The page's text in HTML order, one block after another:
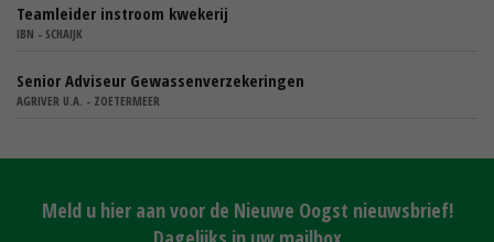
Teamleider instroom kwekerij
IBN - SCHAIJK
Senior Adviseur Gewassenverzekeringen
AGRIVER U.A. - ZOETERMEER
Meld u hier aan voor de Nieuwe Oogst nieuwsbrief!